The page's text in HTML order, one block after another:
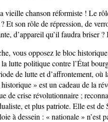
vieille chanson réformiste ! Le
Et son rôle de répression, de
d’appareil qu’il faudra briser ?
vous opposez le bloc
lutte politique contre l’État
de lutte et d’affrontement, où
» est un cadeau de la
de crise révolutionnaire ;
et plus patriote. Elle est
à dessein : « nationale » n’est